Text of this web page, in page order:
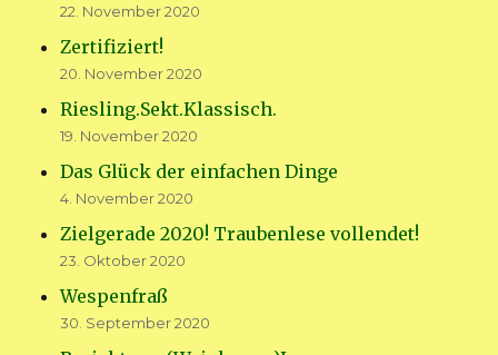
22. November 2020
Zertifiziert!
20. November 2020
Riesling.Sekt.Klassisch.
19. November 2020
Das Glück der einfachen Dinge
4. November 2020
Zielgerade 2020! Traubenlese vollendet!
23. Oktober 2020
Wespenfraß
30. September 2020